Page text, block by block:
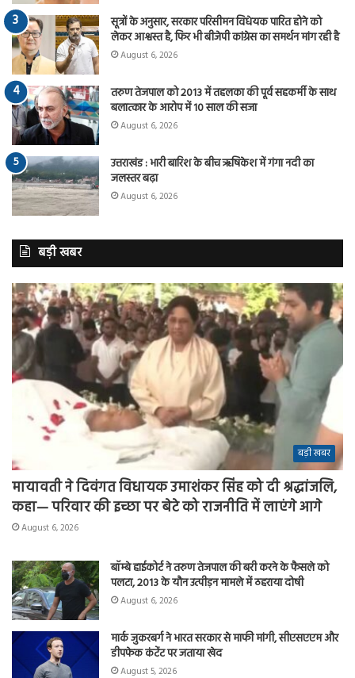
सूत्रों के अनुसार, सरकार परिसीमन विधेयक पारित होने को
लेकर आश्वस्त है, फिर भी बीजेपी कांग्रेस का समर्थन मांग रही है
August 6, 2026
तरुण तेजपाल को 2013 में तहलका की पूर्व सहकर्मी के साथ
बलात्कार के आरोप में 10 साल की सजा
August 6, 2026
उत्तराखंड : भारी बारिश के बीच ऋषिकेश में गंगा नदी का
जलस्तर बढ़ा
August 6, 2026
बड़ी खबर
बड़ी खबर
मायावती ने दिवंगत विधायक उमाशंकर सिंह को दी श्रद्धांजलि,
कहा— परिवार की इच्छा पर बेटे को राजनीति में लाएंगे आगे
August 6, 2026
बॉम्बे हाईकोर्ट ने तरुण तेजपाल की बरी करने के फैसले को
पलटा, 2013 के यौन उत्पीड़न मामले में ठहराया दोषी
August 6, 2026
मार्क जुकरबर्ग ने भारत सरकार से माफी मांगी, सीएसएएम और
डीपफेक कंटेंट पर जताया खेद
August 5, 2026